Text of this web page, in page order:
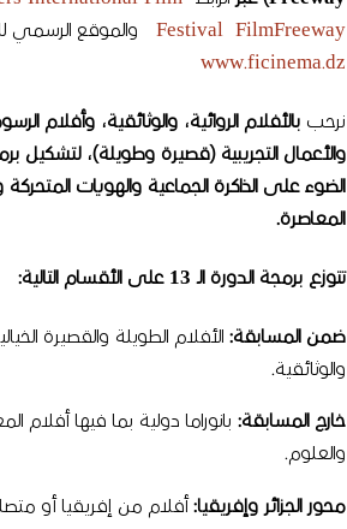
Festival FilmFreeway
والموقع الرسمي
www.ficinema.dz
نرحببالأفلام الروائية، والوثائقية، وأفلام
والأعمال التجريبية (قصيرة وطويلة)، لتشكيل
الضوء على الذاكرة الجماعية والهويات المتحركة
المعاصرة.
تتوزع برمجة الدورة الـ 13 على الأقسام التالية :
ضمن المسابقة: الأفلام الطويلة والقصيرة
والوثائقية.
خارج المسابقة: بانوراما دولية بما فيها أفلام
والعلوم.
محور الجزائر وإفريقيا: أفلام من إفريقيا أو